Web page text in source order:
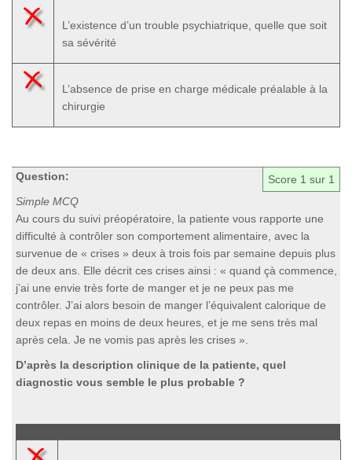
L’existence d’un trouble psychiatrique, quelle que soit
sa sévérité
L’absence de prise en charge médicale préalable à la
chirurgie
Score 1 sur 1
Question:
Simple MCQ
Au cours du suivi préopératoire, la patiente vous rapporte une
difficulté à contrôler son comportement alimentaire, avec la
survenue de « crises » deux à trois fois par semaine depuis plus
de deux ans. Elle décrit ces crises ainsi : « quand çà commence,
j’ai une envie très forte de manger et je ne peux pas me
contrôler. J’ai alors besoin de manger l’équivalent calorique de
deux repas en moins de deux heures, et je me sens très mal
après cela. Je ne vomis pas après les crises ».
D’après la description clinique de la patiente, quel
diagnostic vous semble le plus probable ?